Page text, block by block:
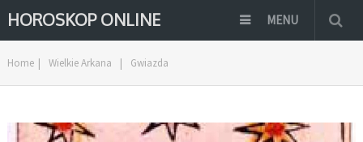
HOROSKOP ONLINE MENU
Home | Wielkie Arkana | Gwiazda